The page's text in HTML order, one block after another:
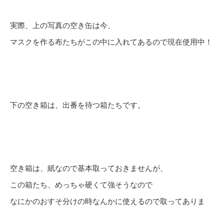
実際、上の写真の空き缶は今、
マスクを作る布たちがこの中に入れてあるので現在使用中！
下の空き箱は、出番を待つ箱たちです。
空き箱は、紙なので基本取っておきませんが、
この箱たち、めっちゃ硬くて強そうなので
なにかのおすそ分けの時なんかに使えるので取ってありま